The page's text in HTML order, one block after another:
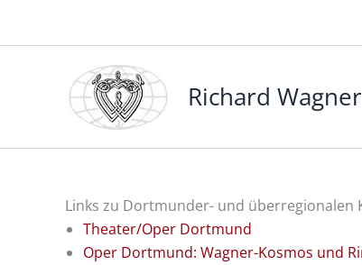
Richard
Links zu Dortmunder- und überregionalen
Theater/Oper Dortmund
Oper Dortmund: Wagner-Kosmos und